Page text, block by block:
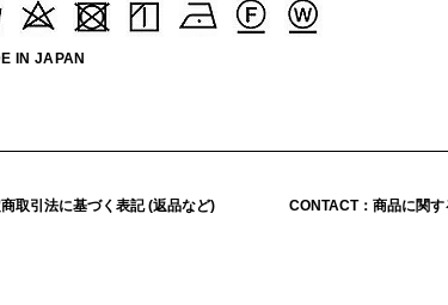
IN JAPAN
取引法に基づく表記 (返品など) CONTACT：商品に関